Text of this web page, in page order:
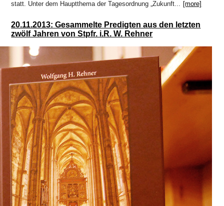
statt. Unter dem Hauptthema der Tagesordnung „Zukunft... [more]
20.11.2013: Gesammelte Predigten aus den letzten
zwölf Jahren von Stpfr. i.R. W. Rehner